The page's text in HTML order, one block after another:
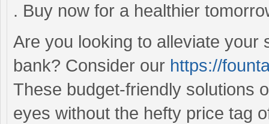
. Buy now for a healthier
Are you looking to alleviate your
bank? Consider our https://
These budget-friendly solutions
eyes without the hefty price tag